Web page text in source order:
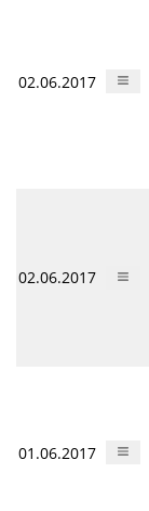
02.06.2017
02.06.2017
01.06.2017